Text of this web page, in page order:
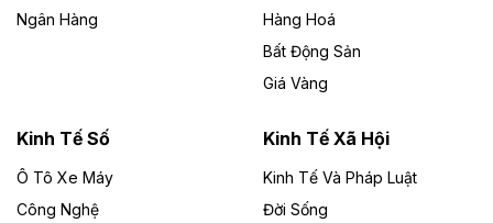
phần Tập đoàn Đức Long Gia Lai (HoSE: DLG) được
Gia Lai với tổng vốn hơn 4.750 tỷ đồng.
Đồng Nai cho thuê gần 59 ha đất làm khu
công nghiệp ở Long Thành
UBND TP Đồng Nai cho Công ty Amata thuê gần 59 ha
Ngân Hàng
Hàng Hoá
Bất Động Sản
Giá Vàng
Kinh Tế Số
Ô Tô Xe Máy
Công Nghệ
Kinh Tế Xã Hội
Kinh Tế Và Pháp Luật
Đời Sống